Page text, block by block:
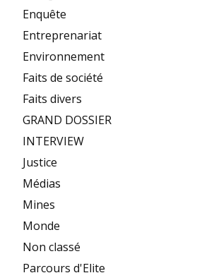
Enquête
Entreprenariat
Environnement
Faits de société
Faits divers
GRAND DOSSIER
INTERVIEW
Justice
Médias
Mines
Monde
Non classé
Parcours d'Elite